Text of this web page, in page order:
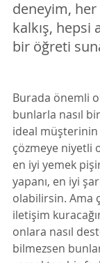
deneyim,
kalkış, hepsi
bir öğreti
Burada önemli
bunlarla nasıl
ideal müşterinin
çözmeye niyetli
en iyi yemek
yapanı, en iyi
olabilirsin. Ama
iletişim
onlara nasıl
bilmezsen